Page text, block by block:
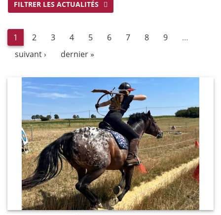
FILTRER LES ACTUALITÉS
1 2 3 4 5 6 7 8 9
…
suivant ›
dernier »